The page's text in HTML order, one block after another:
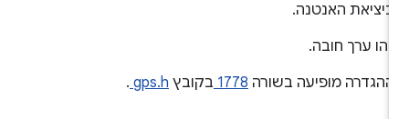
ביציאת האנטנה.
זהו ערך חובה.
ההגדרה מופיעה בשורה1778 בקובץgps.h
.